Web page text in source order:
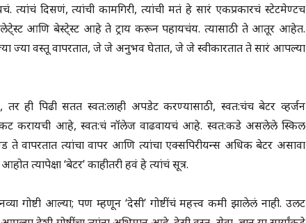
त्यांचं दिसणं, त्यांची कामगिरी, त्यांची मतं हे सारं एकप्रकारचं स्टेटमेण्टच
लेटे्स्ट आणि बेस्टे्स्ट आहे ते ट्राय करून पहायचंय. त्यासाठी ते आतूर आहेत.
ज्या वस्तू वापरतात, जे जे अनुभव घेतात, जे जे स्वीकारतात ते सारं आपल्या
ही पिढी सतत स्वत:लाही अपडेट करण्यासाठी, स्वत:चंच बेटर व्हर्जन
करायची आहे, स्वत:चं नॉलेज वाढवायचं आहे. स्वत:कडे असलेले स्किल
वापरतात त्यांचा वापर आणि त्यांचा एक्सपिरीयन्स अधिक बेटर असावा
‘बेटर’ काहीतरी हवं हे त्यांचं सूत्र.
गोष्टी आल्या; पण म्हणून ‘देसी’ गोष्टींचं महत्त्व कमी झालेलं नाही. उलट